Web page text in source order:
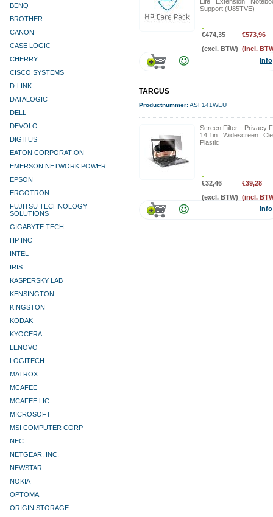
BENQ
BROTHER
CANON
CASE LOGIC
CHERRY
CISCO SYSTEMS
D-LINK
DATALOGIC
DELL
DEVOLO
DIGITUS
EATON CORPORATION
EMERSON NETWORK POWER
EPSON
ERGOTRON
FUJITSU TECHNOLOGY
SOLUTIONS
GIGABYTE TECH
HP INC
INTEL
IRIS
KASPERSKY LAB
KENSINGTON
KINGSTON
KODAK
KYOCERA
LENOVO
LOGITECH
MATROX
MCAFEE
MCAFEE LIC
MICROSOFT
MSI COMPUTER CORP
NEC
NETGEAR, INC.
NEWSTAR
NOKIA
OPTOMA
ORIGIN STORAGE
Support (U85TVE)
€474,35
(excl. BTW)
€573,96
(incl.
Info
TARGUS
Productnummer:ASF141WEU
Screen Filter - Privacy
14.1in Widescreen
Plastic
€32,46
(excl. BTW)
€39,28
(incl.
Info